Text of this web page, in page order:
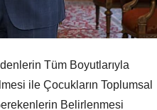
Tüm Boyutlarıyla
ile Çocukların Toplumsal
Belirlenmesi